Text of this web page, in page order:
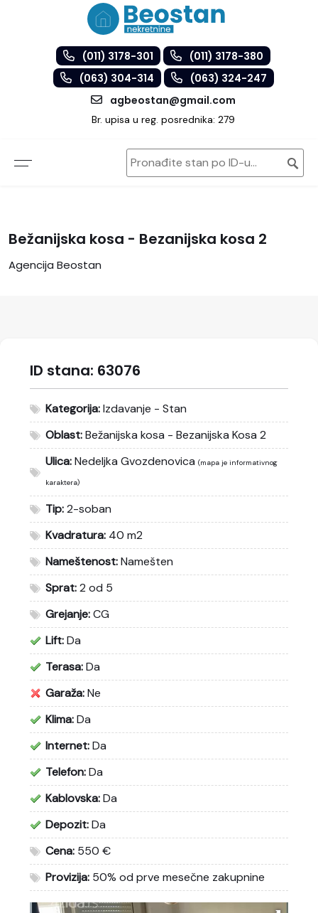
(011) 3178-301
(011) 3178-380
(063) 304-314
(063) 324-247
agbeostan@gmail.com
Br. upisa u reg. posrednika: 279
Bežanijska kosa - Bezanijska kosa 2
Agencija Beostan
ID stana: 63076
Kategorija:Izdavanje - Stan
Oblast:Bežanijska kosa - Bezanijska Kosa 2
Ulica:Nedeljka Gvozdenovica (mapa je informativnog
karaktera)
Tip:2-soban
Kvadratura: 40 m2
Nameštenost:Namešten
Sprat:2 od 5
Grejanje:CG
Lift:Da
Terasa:Da
Garaža:Ne
Klima:Da
Internet:Da
Telefon:Da
Kablovska:Da
Depozit:Da
Cena: 550 €
Provizija: 50% od prve mesečne zakupnine